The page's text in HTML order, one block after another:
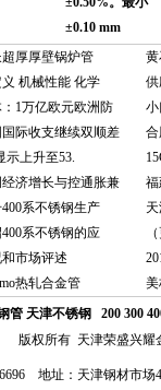
±0.10 mm
厚厚壁锅炉管
机械性能 化学
1万亿欧元欧洲防
际收支继续双顺差
示上升至53.
济增长与控通胀兼
系不锈钢生产
系不锈钢的应
市场评述
热轧合金管
供
合
美
管 天津不锈钢
200 300
版权所有 天津荣盛兴
地址：天津钢材市